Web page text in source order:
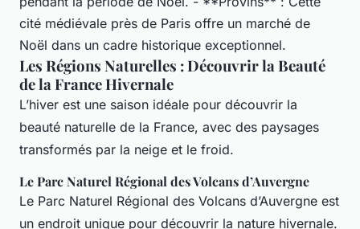
cité médiévale près de Paris offre un marché de
Noël dans un cadre historique exceptionnel.
Les Régions Naturelles : Découvrir la Beauté
de la France Hivernale
L’hiver est une saison idéale pour découvrir la
beauté naturelle de la France, avec des paysages
transformés par la neige et le froid.
Le Parc Naturel Régional des Volcans d’Auvergne
Le Parc Naturel Régional des Volcans d’Auvergne est
un endroit unique pour découvrir la nature hivernale.